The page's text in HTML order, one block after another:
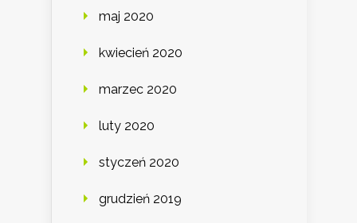
maj 2020
kwiecień 2020
marzec 2020
luty 2020
styczeń 2020
grudzień 2019